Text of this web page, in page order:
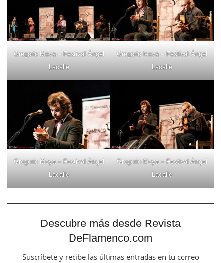
Gregorio Moya – Festival Ángel
Lacalle
Gregorio Moya – Festival Ángel
Lacalle
Gregorio Moya – Festival Ángel
Lacalle
Gregorio Moya – Festival Ángel
Lacalle
Descubre más desde Revista
DeFlamenco.com
Suscríbete y recibe las últimas entradas en tu correo